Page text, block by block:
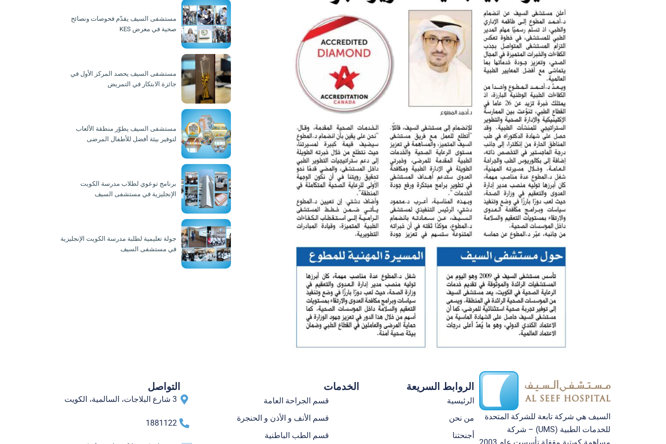
مستشفى السيف يقدّم فحوصات ونصائح
صحية في معرض KES
مستشفى السيف يحصد المركز الأول في
جائزة الابتكار في التمريض
مستشفى السيف يطوّر منطقة الألعاب
لتوفير بيئة أفضل للأطفال المرضى
برنامج توعوي لطلاب مدرسة الكويت
الإنجليزية في مستشفى السيف
جولة تعليمية لطلبة مدرسة الكويت الإنجليزية
في مستشفى السيف
السيف هي شركة تابعة للشركة المتحدة
للخدمات الطبية (UMS) – شركة
الروابط السريعة
الرئيسية
من نحن
أجنحتنا
الخدمات
قسم الجراحة العامة
قسم الأنف و الأذن و الحنجرة
قسم الطب الباطنية
التواصل
3 شارع البلاجات، السالمية، الكويت
1881122